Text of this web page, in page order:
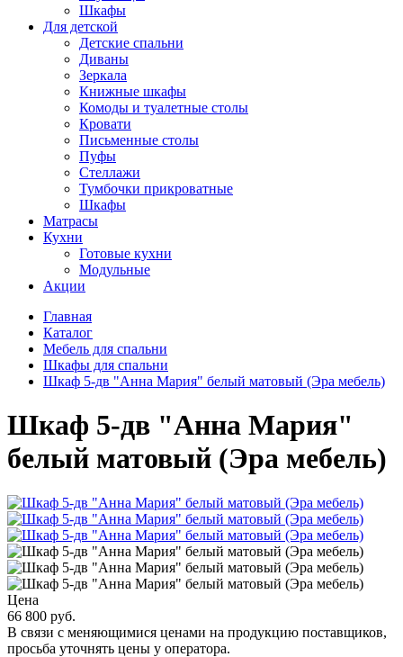
Шкафы
Для детской
Детские спальни
Диваны
Зеркала
Книжные шкафы
Комоды и туалетные столы
Кровати
Письменные столы
Пуфы
Стеллажи
Тумбочки прикроватные
Шкафы
Матрасы
Кухни
Готовые кухни
Модульные
Акции
Главная
Каталог
Мебель для спальни
Шкафы для спальни
Шкаф 5-дв "Анна Мария" белый матовый (Эра мебель)
Шкаф 5-дв "Анна Мария"
белый матовый (Эра мебель)
Цена
66 800 руб.
В связи с меняющимися ценами на продукцию поставщиков,
просьба уточнять цены у оператора.